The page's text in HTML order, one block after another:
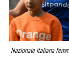
Nazionale italiana